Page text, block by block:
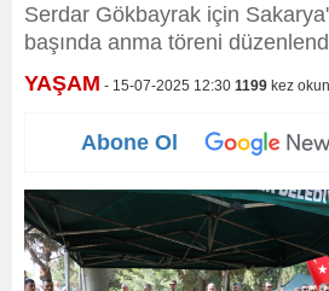
Serdar Gökbayrak için
başında anma töreni
YAŞAM - 15-07-2025 12:30 1199 kez
Abone Ol